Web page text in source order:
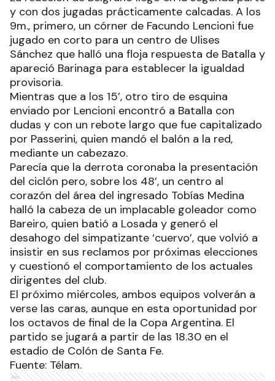
y con dos jugadas prácticamente calcadas. A los
9m., primero, un córner de Facundo Lencioni fue
jugado en corto para un centro de Ulises
Sánchez que halló una floja respuesta de Batalla y
apareció Barinaga para establecer la igualdad
provisoria.
Mientras que a los 15’, otro tiro de esquina
enviado por Lencioni encontró a Batalla con
dudas y con un rebote largo que fue capitalizado
por Passerini, quien mandó el balón a la red,
mediante un cabezazo.
Parecía que la derrota coronaba la presentación
del ciclón pero, sobre los 48’, un centro al
corazón del área del ingresado Tobías Medina
halló la cabeza de un implacable goleador como
Bareiro, quien batió a Losada y generó el
desahogo del simpatizante ‘cuervo’, que volvió a
insistir en sus reclamos por próximas elecciones
y cuestionó el comportamiento de los actuales
dirigentes del club.
El próximo miércoles, ambos equipos volverán a
verse las caras, aunque en esta oportunidad por
los octavos de final de la Copa Argentina. El
partido se jugará a partir de las 18.30 en el
estadio de Colón de Santa Fe.
Fuente: Télam.
Ads